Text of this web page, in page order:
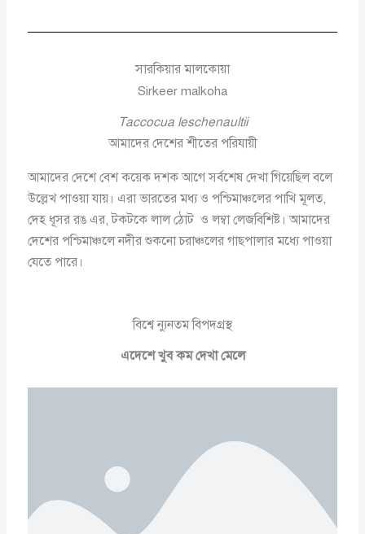
সারকিয়ার মালকোয়া
Sirkeer malkoha
Taccocua leschenaultii
আমাদের দেশের শীতের পরিযায়ী
আমাদের দেশে বেশ কয়েক দশক আগে সর্বশেষ দেখা গিয়েছিল বলে
উল্লেখ পাওয়া যায়। এরা ভারতের মধ্য ও পশ্চিমাঞ্চলের পাখি মূলত,
দেহ ধূসর রঙ এর, টকটকে লাল ঠোট ও লম্বা লেজবিশিষ্ট। আমাদের
দেশের পশ্চিমাঞ্চলে নদীর শুকনো চরাঞ্চলের গাছপালার মধ্যে পাওয়া
যেতে পারে।
বিশ্বে ন্যুনতম বিপদগ্রস্থ
এদেশে খুব কম দেখা মেলে